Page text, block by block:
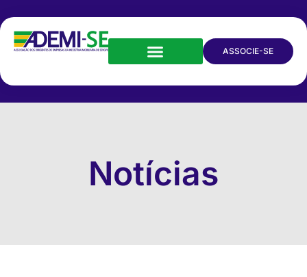
ASSOCIE-SE
Notícias